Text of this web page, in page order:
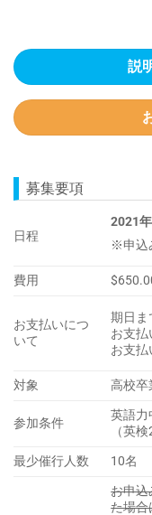
説
募集要項
日程
2021
※申込
費用
お支払いにつ
いて
期日ま
お支払
お支
対象 高校卒
参加条件
英語力
（英
最少催行人数
10名
お申込
た場合